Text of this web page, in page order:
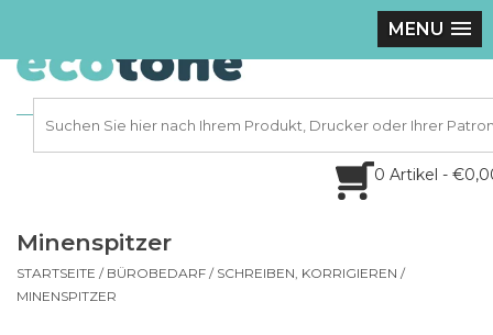
MENU
0 Artikel -
Minenspitzer
STARTSEITE / BÜROBEDARF / SCHREIBEN, KORRIGIEREN /
MINENSPITZER